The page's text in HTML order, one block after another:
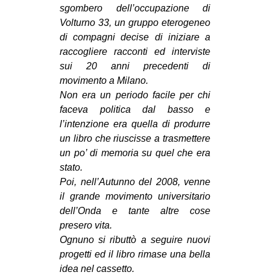
AMBIENTE
ANTIFASCISMO
DIRITTO ALL’ABITARE
GENERI
MIGRAZIONI
REPRESSIONE
STUDENTI
CULTURE
MANIFESTI
MUSICA
sgombero dell’occupazione di
Volturno 33, un gruppo eterogeneo
di compagni decise di iniziare a
raccogliere racconti ed interviste
sui 20 anni precedenti di
movimento a Milano.
Non era un periodo facile per chi
faceva politica dal basso e
l’intenzione era quella di produrre
un libro che riuscisse a trasmettere
un po’ di memoria su quel che era
stato.
Poi, nell’Autunno del 2008, venne
il grande movimento universitario
dell’Onda e tante altre cose
presero vita.
Ognuno si ributtò a seguire nuovi
progetti ed il libro rimase una bella
idea nel cassetto.